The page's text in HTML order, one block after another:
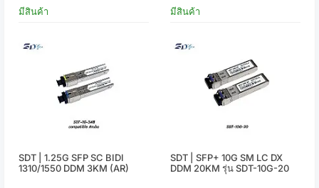
มีสินค้า มีสินค้า
SDT | 1.25G SFP SC BIDI
1310/1550 DDM 3KM (AR)
SDT | SFP+ 10G SM LC DX
DDM 20KM รุ่น SDT-10G-20